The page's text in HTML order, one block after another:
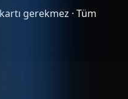
gerekmez · Tüm